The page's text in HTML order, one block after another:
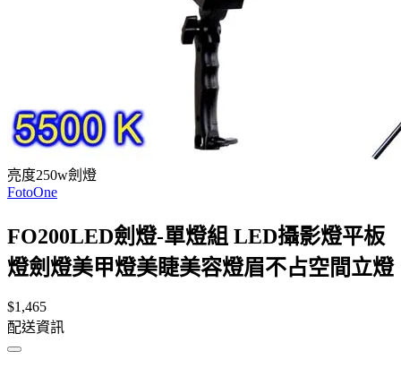
亮度250w劍燈
FotoOne
FO200LED劍燈-單燈組 LED攝影燈平板
燈劍燈美甲燈美睫美容燈眉不占空間立燈
$1,465
配送資訊